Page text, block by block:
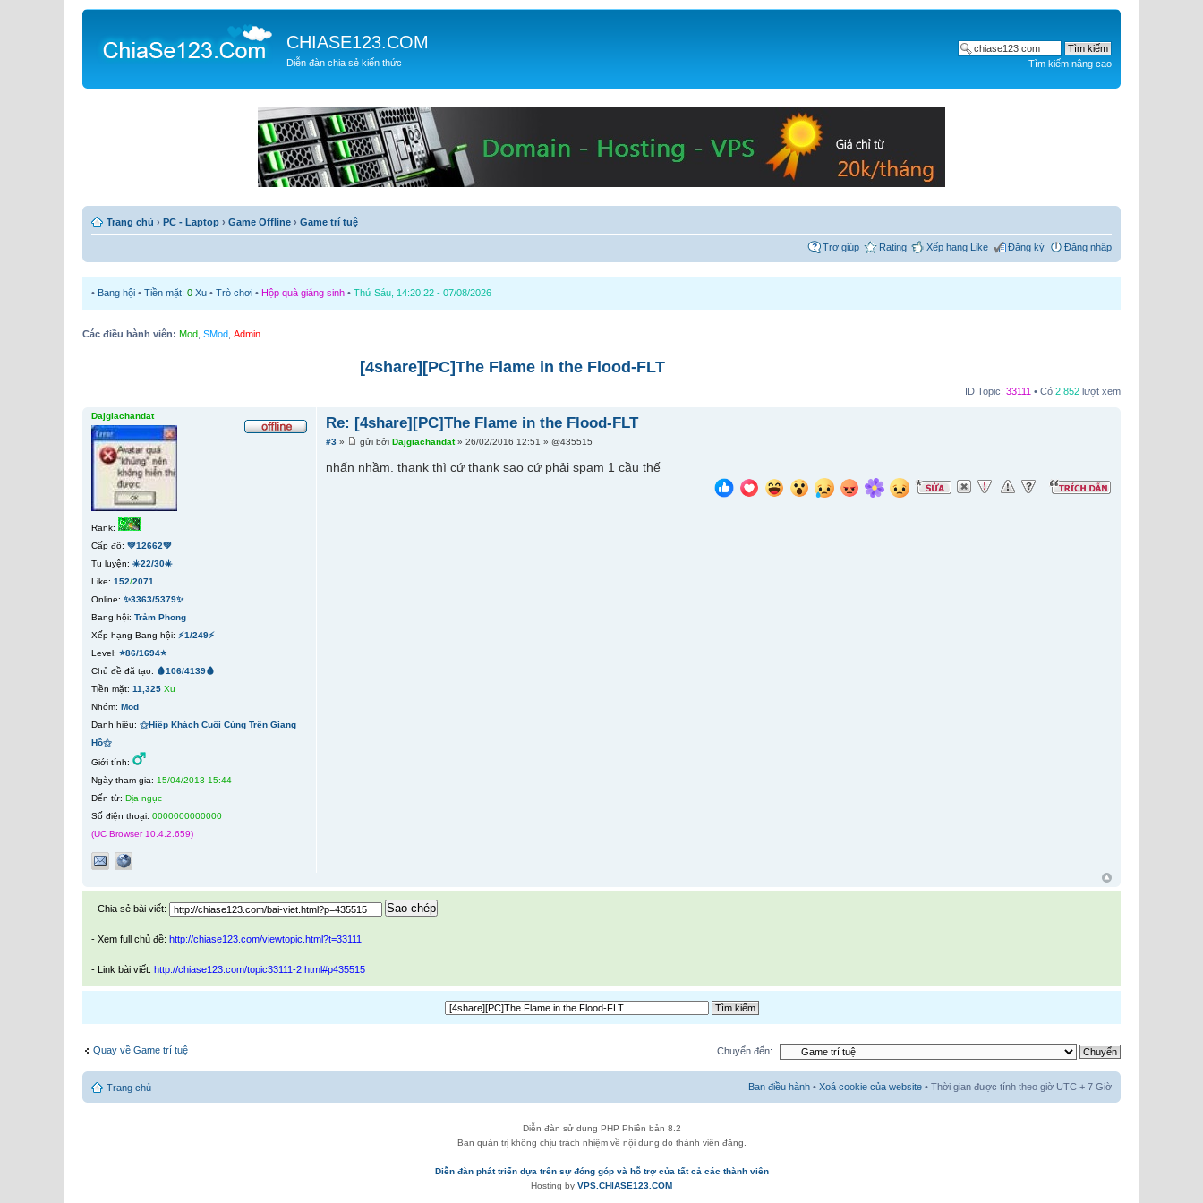
CHIASE123.COM
Diễn đàn chia sẻ kiến thức Tìm kiếm nâng cao
Trang chủ › PC - Laptop › Game Offline › Game trí tuệ
Trợ giúp Rating Xếp hạng Like Đăng ký Đăng nhập
• Bang hội • Tiền mặt: 0 Xu • Trò chơi • Hộp quà giáng sinh • Thứ Sáu, 14:20:22 - 07/08/2026
Các điều hành viên: Mod SMod Admin
[4share][PC]The Flame in the Flood-FLT
ID Topic: 33111 • Có 2,852 lượt xem
Re: [4share][PC]The Flame in the Flood-FLT
#3 » gửi bởiDajgiachandat» 26/02/2016 12:51 » @435515
nhấn nhầm. thank thì cứ thank sao cứ phải spam 1 cầu thế
Dajgiachandat
Rank:
Cấp độ: 💚12662💚
Tu luyện: ☀️22/30☀️
Like: 152/2071
Online: ✨3363/5379✨
Bang hội: Trảm Phong
Xếp hạng Bang hội: ⚡1/249⚡
Level: ⭐86/1694⭐
Chủ đề đã tạo: 🩸106/4139🩸
Tiền mặt: 11,325 Xu
Nhóm: Mod
Danh hiệu: ⚝Hiệp Khách Cuối Cùng Trên Giang
Hồ⚝
Giới tính:
Ngày tham gia: 15/04/2013 15:44
Đến từ: Địa ngục
Số điện thoại: 0000000000000
(UC Browser 10.4.2.659)
- Chia sẻ bài viết: Sao chép
- Xem full chủ đề: http://chiase123.com/viewtopic.html?t=33111
- Link bài viết: http://chiase123.com/topic33111-2.html#p435515
Quay về Game trí tuệ Chuyển đến:
Trang chủ Ban điều hành • Xoá cookie của website • Thời gian được tính theo giờ UTC + 7 Giờ
Diễn đàn sử dụng PHP Phiên bản 8.2
Ban quản trị không chịu trách nhiệm về nội dung do thành viên đăng.
Diễn đàn phát triển dựa trên sự đóng góp và hỗ trợ của tất cả các thành viên
Hosting by VPS.CHIASE123.COM